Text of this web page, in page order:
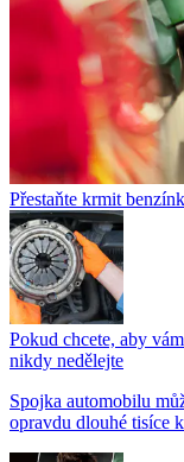
Přestaňte krmit
Pokud chcete, aby
nikdy nedělejte
Spojka automobilu
opravdu dlouhé tisíce